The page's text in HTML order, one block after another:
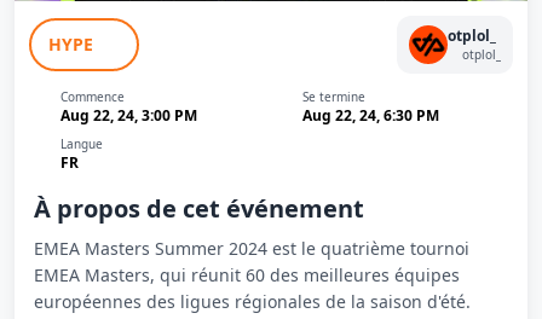
EMEA Masters Summer 2024: 1/2 finale
HYPE otplol_
otplol_
Commence
Aug 22, 24, 3:00 PM
Se termine
Aug 22, 24, 6:30 PM
Langue
FR
À propos de cet événement
EMEA Masters Summer 2024 est le quatrième tournoi
EMEA Masters, qui réunit 60 des meilleures équipes
européennes des ligues régionales de la saison d'été.